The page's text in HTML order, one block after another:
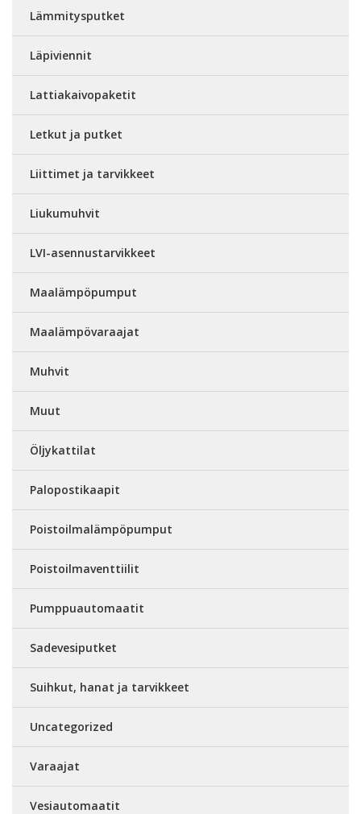
Lämmitysputket
Läpiviennit
Lattiakaivopaketit
Letkut ja putket
Liittimet ja tarvikkeet
Liukumuhvit
LVI-asennustarvikkeet
Maalämpöpumput
Maalämpövaraajat
Muhvit
Muut
Öljykattilat
Palopostikaapit
Poistoilmalämpöpumput
Poistoilmaventtiilit
Pumppuautomaatit
Sadevesiputket
Suihkut, hanat ja tarvikkeet
Uncategorized
Varaajat
Vesiautomaatit